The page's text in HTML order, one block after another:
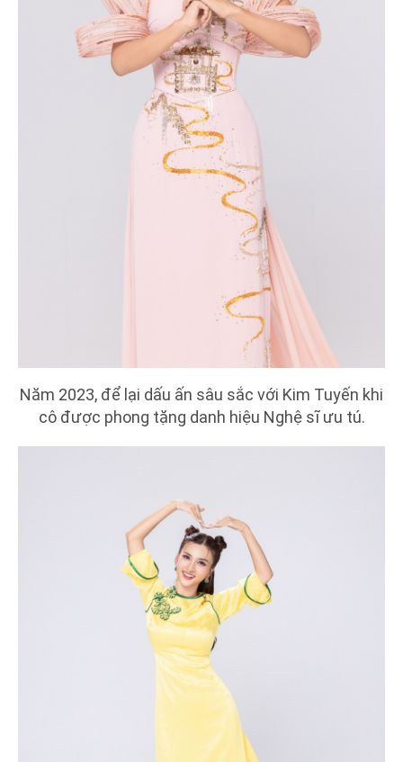
Năm 2023, để lại dấu ấn sâu sắc với Kim Tuyến khi
cô được phong tặng danh hiệu Nghệ sĩ ưu tú.